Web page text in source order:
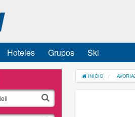
Hoteles Grupos Ski
INICIO